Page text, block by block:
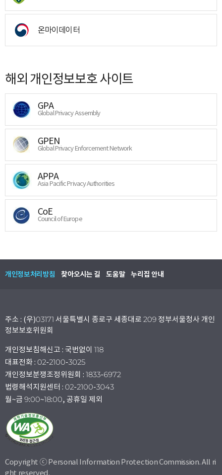
온마이데이터
해외 개인정보보호 사이트
GPA
Global Privacy Assembly
GPEN
Global Privacy Enforcement Network
APPA
Asia Pacific Privacy Authorities
CoE
Council of Europe
개인정보처리방침 찾아오시는 길 도움말 누리집 안내
주소 : (우)03171 서울특별시 종로구 세종대로 209 정부서울청사 개인
정보보호위원회
개인정보침해신고 : 국번없이 118
대표전화 : 02-2100-3025
개인정보분쟁조정위원회 : 1833-6972
법령해석지원센터 : 02-2100-3043
월~금 9:00~18:00, 공휴일 제외
Copyright ⓒ Personal Information Protection Commission. All ri
ght reserved.